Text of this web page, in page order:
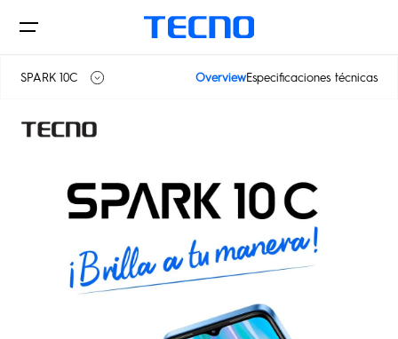
Teléfonos
POVA
Compare modelos
SPARK 10C OverviewEspecificaciones técnicas
SPARK 10
SPARK 10C